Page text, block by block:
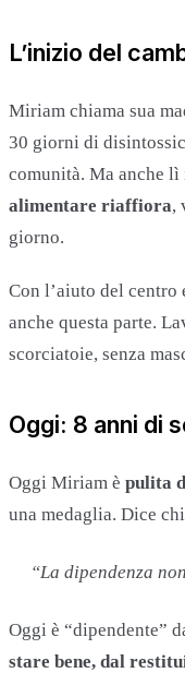
L’inizio del
Miriam chiama sua
30 giorni di
comunità. Ma anche
alimentare riaffiora,
giorno.
Con l’aiuto del
anche questa parte.
scorciatoie, senza
Oggi: 8 anni di
Oggi Miriam è pulita
una medaglia. Dice
“La dipendenza
Oggi è “dipendente”
stare bene, dal